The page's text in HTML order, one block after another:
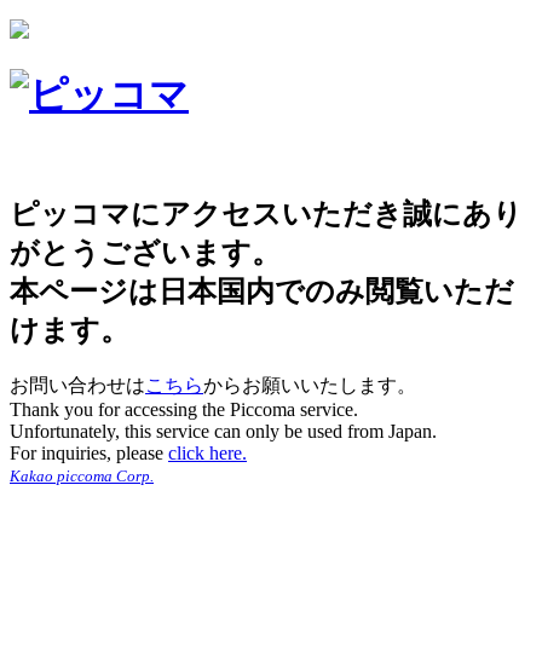
ピッコマにアクセスいただき誠にあり
がとうございます。
本ページは日本国内でのみ閲覧いただ
けます。
お問い合わせはこちらからお願いいたします。
Thank you for accessing the Piccoma service.
Unfortunately, this service can only be used from Japan.
For inquiries, please click here.
Kakao piccoma Corp.